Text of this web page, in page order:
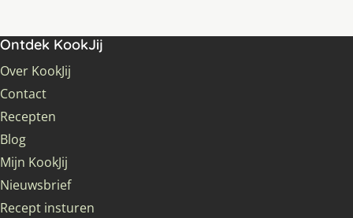
Ontdek KookJij
Over KookJij
Contact
Recepten
Blog
Mijn KookJij
Nieuwsbrief
Recept insturen